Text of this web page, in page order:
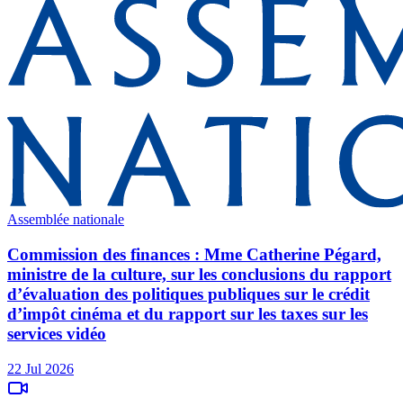
Assemblée nationale
Commission des finances : Mme Catherine Pégard,
ministre de la culture, sur les conclusions du rapport
d’évaluation des politiques publiques sur le crédit
d’impôt cinéma et du rapport sur les taxes sur les
services vidéo
22 Jul 2026